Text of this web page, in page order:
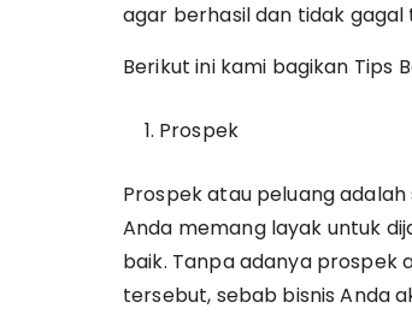
agar berhasil dan tidak
Berikut ini kami bagikan Tips
Prospek
Prospek atau peluang
Anda memang layak untuk
baik. Tanpa adanya prospek
tersebut, sebab bisnis Anda